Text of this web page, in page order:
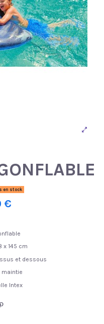
en stock
€
x 145 cm
et dessous
maintie
Intex